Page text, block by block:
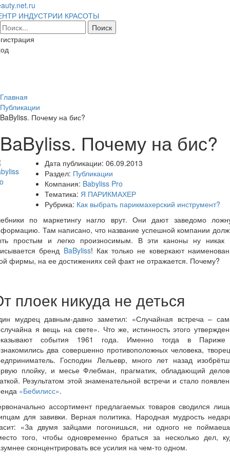
ИНДУСТРИИ КРАСОТЫ
Главная
Публикации
BaByliss. Почему на бис?
BaByliss. Почему на бис?
Дата публикации: 06.09.2013
Раздел: Публикации
Компания: Babyliss Pro
Тематика: Я ПАРИКМАХЕР
Рубрика: Как выбрать парикмахерский инструмент?
по маркетингу нагло врут. Они дают заведомо
Там написано, что название успешной компании
простым и легко произносимым. В эти каноны ну никак
бренд BaByliss! Как только не коверкают
фирмы, на ее достижениях сей факт не отражается. Почему?
плоек никуда не деться
мудрец давным-давно заметил: «Случайная встреча –
я вещь на свете». Что же, истинность этого
события 1961 года. Именно тогда в
два совершенно противоположных человека,
Господин Лельевр, много лет назад
плойку, и месье Флебман, прагматик, обладающий
Результатом этой знаменательной встречи и стало
«Бебилисс».
ассортимент предлагаемых товаров сводился
для завивки. Верная политика. Народная мудрость
«За двумя зайцами погонишься, ни одного не
того, чтобы одновременно браться за несколько дел,
сконцентрировать все усилия на чем-то одном.